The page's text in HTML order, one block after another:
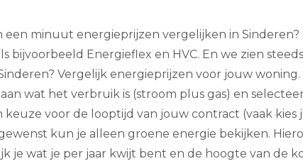
een minuut energieprijzen vergelijken in
bijvoorbeeld Energieflex en HVC. En we zien
Vergelijk energieprijzen voor jouw
wat het verbruik is (stroom plus gas) en
voor de looptijd van jouw contract (vaak kies
kun je alleen groene energie bekijken.
je wat je per jaar kwijt bent en de hoogte van de